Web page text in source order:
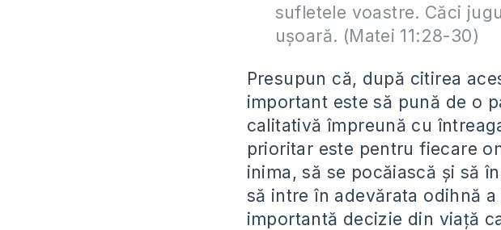
sufletele voastre. Căci
uşoară. (Matei 11:28-30)
Presupun că, după citirea
important este să pună de o
calitativă împreună cu
prioritar este pentru fiecare
inima, să se pocăiască şi să
să intre în adevărata odihnă
importantă decizie din viaţă